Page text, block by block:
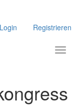
Login Registrieren